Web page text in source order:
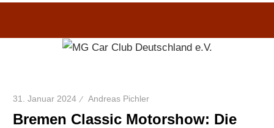
31. Januar 2024 Andreas Pichler
Bremen Classic Motorshow: Die